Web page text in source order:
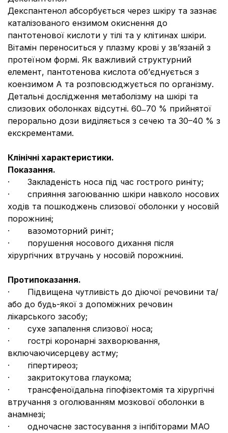
Декспантенол абсорбується через шкіру та зазнає
каталізованого ензимом окиснення до
пантотенової кислоти у тілі та у клітинах шкіри.
Вітамін переноситься у плазму крові у зв’язаній з
протеїном формі. Як важливий структурний
елемент, пантотенова кислота об’єднується з
коензимом А та розповсюджується по організму.
Детальні дослідження метаболізму на шкірі та
слизових оболонках відсутні. 60 ̶ 70 % прийнятої
перорально дози виділяється з сечею та 30–40 % з
екскрементами.
Клінічні характеристики.
Показання.
· Закладеність носа під час гострого риніту;
· сприяння загоюванню шкіри навколо носових
ходів та пошкоджень слизової оболонки у носовій
порожнині;
· вазомоторний риніт;
· порушення носового дихання після
хірургічних втручань у носовій порожнині.
Протипоказання.
· Підвищена чутливість до діючої речовини та/
або до будь-якої з допоміжних речовин
лікарського засобу;
· сухе запалення слизової носа;
· гострі коронарні захворювання,
включаючисерцеву астму;
· гіпертиреоз;
· закритокутова глаукома;
· трансфеноїдальна гіпофізектомія та хірургічні
втручання з оголюванням мозкової оболонки в
анамнезі;
· одночасне застосування з інгібіторами МАО